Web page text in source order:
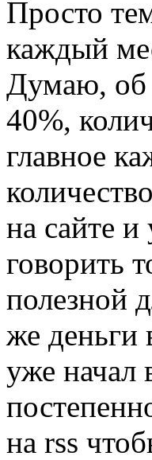
Просто
каждый
Думаю, об
40%,
главное
на сайте
говорить
полезной
же деньги
уже начал
на rss